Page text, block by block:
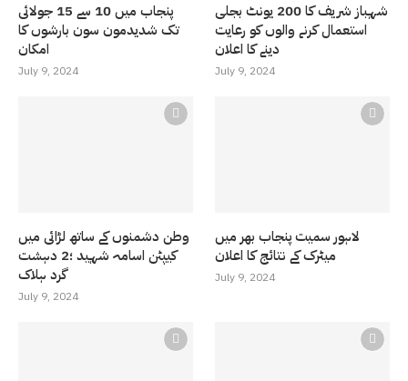
پنجاب میں 10 سے 15 جولائی
تک شدیدمون سون بارشوں کا
امکان
July 9, 2024
شہباز شریف کا 200 یونٹ بجلی
استعمال کرنے والوں کو رعایت
دینے کا اعلان
July 9, 2024
وطن دشمنوں کے ساتھ لڑائی میں
کیپٹن اسامہ شہید ؛2 دہشت
گرد ہلاک
July 9, 2024
لاہور سمیت پنجاب بھر میں
میٹرک کے نتائج کا اعلان
July 9, 2024